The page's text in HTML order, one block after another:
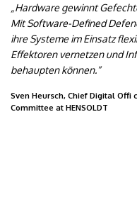
„Hardware gewinnt
Mit Software-Defined
ihre Systeme im Einsatz
Effektoren vernetzen und
behaupten können.“
Sven Heursch, Chief Digital Offi
Committee at HENSOLDT